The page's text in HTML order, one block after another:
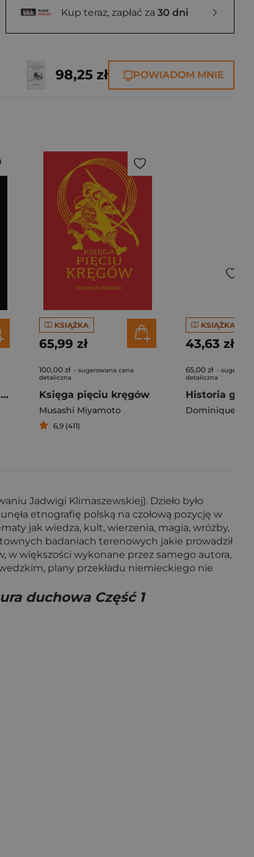
Kup teraz, zapłać za 30 dni
98,25 zł POWIADOM MNIE
Mity sprawiedliwości społecznej
KSIĄŻKA
65,99 zł
100,00 zł - sugerowana cena
detaliczna
Księga pięciu kręgów
Musashi Miyamoto
6,9 (411)
KSIĄŻKA
43,63 zł
65,00 zł -
detaliczna
Historia
Dominique
Jadwigi Klimaszewskiej). Dzieło było
etnografię polską na czołową pozycję w
jak wiedza, kult, wierzenia, magia, wróżby,
badaniach terenowych jakie prowadził
w większości wykonane przez samego autora,
plany przekładu niemieckiego nie
duchowa Część 1